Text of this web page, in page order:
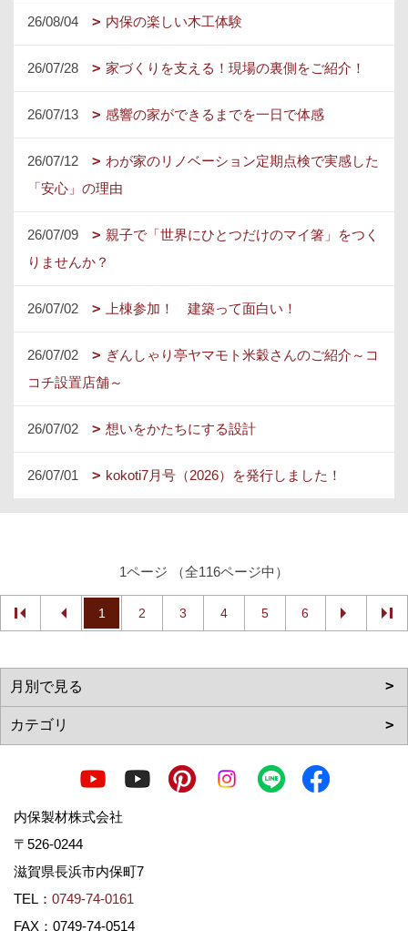
26/08/04 内保の楽しい木工体験
26/07/28 家づくりを支える！現場の裏側をご紹介！
26/07/13 感響の家ができるまでを一日で体感
26/07/12
わが家のリノベーション定期点検で実感した
「安心」の理由
26/07/09
親子で「世界にひとつだけのマイ箸」をつく
りませんか？
26/07/02 上棟参加！ 建築って面白い！
26/07/02
ぎんしゃり亭ヤマモト米穀さんのご紹介～コ
コチ設置店舗～
26/07/02 想いをかたちにする設計
26/07/01 kokoti7月号（2026）を発行しました！
1ページ （全116ページ中）
1 2 3 4 5 6
内保製材株式会社
〒526-0244
滋賀県長浜市内保町7
TEL： 0749-74-0161
FAX：0749-74-0514